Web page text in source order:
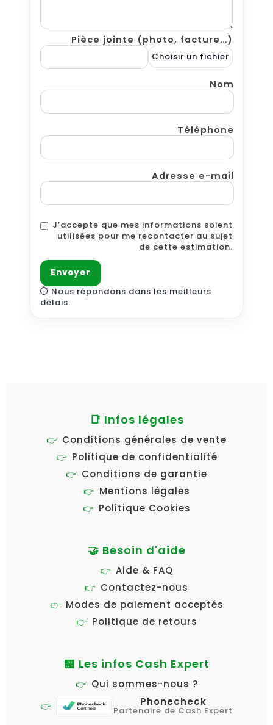
Pièce jointe (photo, facture…)
Choisir un fichier
Nom
Téléphone
Adresse e-mail
J’accepte que mes informations soient
utilisées pour me recontacter au sujet
de cette estimation.
⏱️ Nous répondons dans les meilleurs
délais.
📑 Infos légales
Conditions générales de vente
Politique de confidentialité
Conditions de garantie
Mentions légales
Politique Cookies
🤝 Besoin d'aide
Aide & FAQ
Contactez-nous
Modes de paiement acceptés
Politique de retours
🏪 Les infos Cash Expert
Qui sommes-nous ?
Phonecheck
Partenaire de Cash Expert